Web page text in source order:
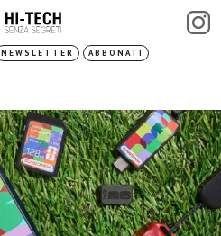
NEWSLETTER ABBONATI